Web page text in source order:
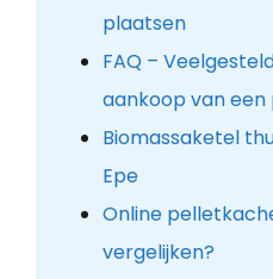
plaatsen
FAQ –
aankoop van
Biomassaketel
Epe
Online
vergelijken?